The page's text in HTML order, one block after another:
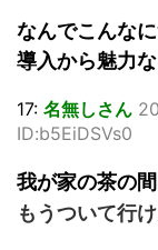
なんでこんな
導入から魅力
17: 名無しさん
ID:b5EiDSVs0
我が家の茶の
もうついて行